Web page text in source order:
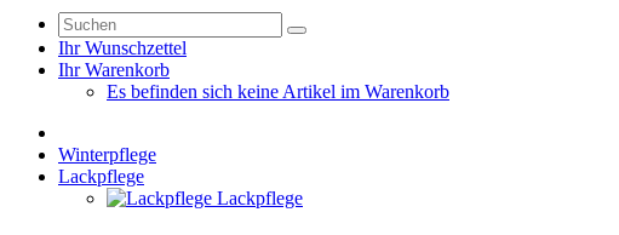
Ihr Wunschzettel
Ihr Warenkorb
Es befinden sich keine Artikel im Warenkorb
Winterpflege
Lackpflege
Lackpflege